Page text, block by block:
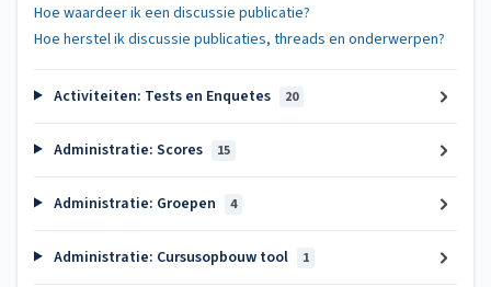
Hoe waardeer ik een discussie publicatie?
Hoe herstel ik discussie publicaties, threads en onderwerpen?
Activiteiten: Tests en Enquetes 20
Administratie: Scores 15
Administratie: Groepen 4
Administratie: Cursusopbouw tool 1